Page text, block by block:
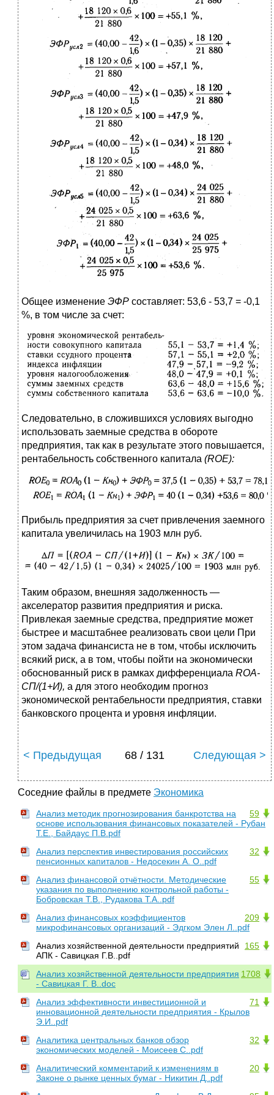
Общее изменение ЭФР составляет: 53,6 - 53,7 = -0,1
%, в том числе за счет:
Следовательно, в сложившихся условиях выгодно
использовать заемные средства в обороте
предприятия, так как в результате этого повышается,
рентабельность собственного капитала (ROE):
Прибыль предприятия за счет привлечения заемного
капитала увеличилась на 1903 млн руб.
Таким образом, внешняя задолженность —
акселератор развития предприятия и риска.
Привлекая заемные средства, предприятие может
быстрее и масштабнее реализовать свои цели При
этом задача финансиста не в том, чтобы исключить
всякий риск, а в том, чтобы пойти на экономически
обоснованный риск в рамках дифференциала ROA-
СП/(1+И), а для этого необходим прогноз
экономической рентабельности предприятия, ставки
банковского процента и уровня инфляции.
< Предыдущая 68 / 131 Следующая >
Соседние файлы в предмете Экономика
59
Анализ методик прогнозирования банкротства на
основе использования финансовых показателей - Рубан
Т.Е., Байдаус П.В.pdf
32
Анализ перспектив инвестирования российских
пенсионных капиталов - Недосекин А. О..pdf
55
Анализ финансовой отчётности. Методические
указания по выполнению контрольной работы -
Бобровская Т.В., Рудакова Т.А..pdf
209
Анализ финансовых коэффициентов
микрофинансовых организаций - Эдгком Элен Л..pdf
165
Анализ хозяйственной деятельности предприятий
АПК - Савицкая Г.В..pdf
1708
Анализ хозяйственной деятельности предприятия
- Савицкая Г. В..doc
71
Анализ эффективности инвестиционной и
инновационной деятельности предприятия - Крылов
Э.И..pdf
32
Аналитика центральных банков обзор
экономических моделей - Моисеев С..pdf
20
Аналитический комментарий к изменениям в
Законе о рынке ценных бумаг - Никитин Д..pdf